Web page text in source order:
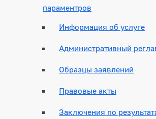
параментров
Информация об услуге
Административный
Образцы заявлений
Правовые акты
Заключения по